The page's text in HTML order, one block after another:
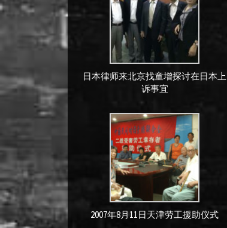
日本律师来北京找童增探讨在日本上
诉事宜
2007年8月11日天津劳工援助仪式